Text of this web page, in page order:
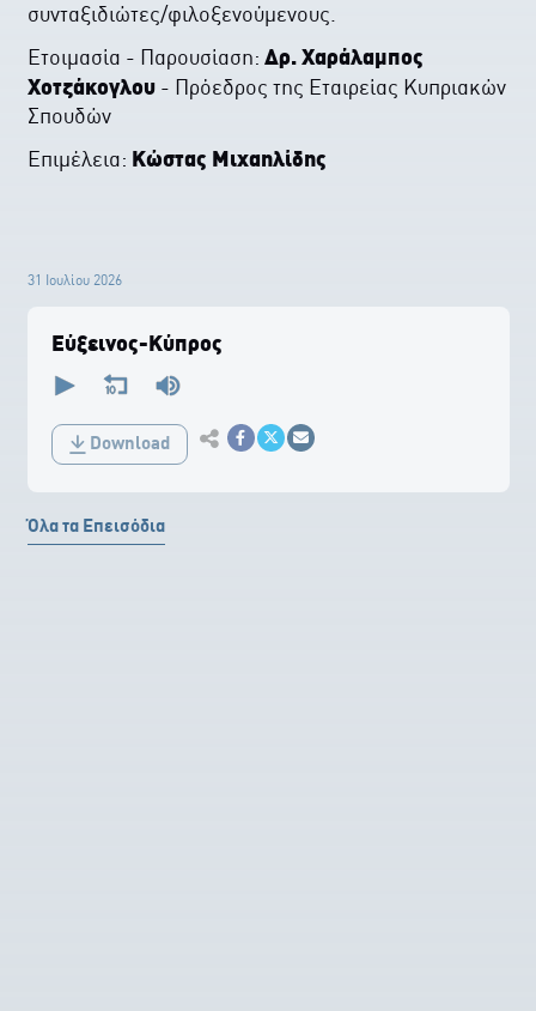
συνταξιδιώτες/φιλοξενούμενους.
Ετοιμασία - Παρουσίαση: Δρ. Χαράλαμπος
Χοτζάκογλου- Πρόεδρος της Εταιρείας Kυπριακών
Σπουδών
Επιμέλεια: Kώστας Μιχαηλίδης
31 Ιουλίου 2026
Εύξεινος-Κύπρος
seconds
0
secondsDownload Κοινοποίηση στο Facebook
Κοινοποίηση Twitter
Αποστολή με Email
Όλα τα Επεισόδια